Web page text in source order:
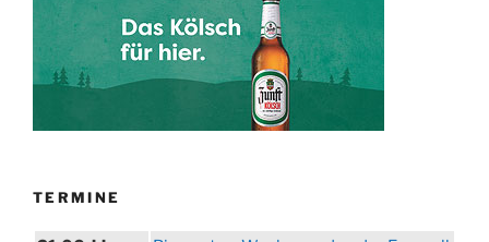
TERMINE